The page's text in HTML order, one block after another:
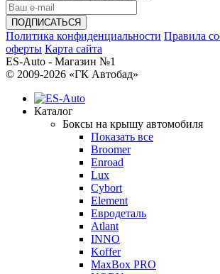
Политика конфиденциальности Правила
оферты Карта сайта
ES-Auto - Магазин №1
© 2009-2026 «ГК Автобад»
Каталог
Боксы на крышу автомобиля
Показать все
Broomer
Enroad
Lux
Cybort
Element
Евродеталь
Atlant
INNO
Koffer
MaxBox PRO